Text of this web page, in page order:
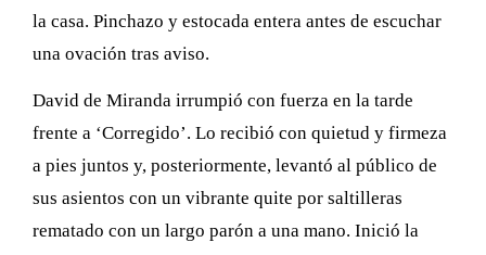
la casa. Pinchazo y estocada entera antes de escuchar
una ovación tras aviso.
David de Miranda irrumpió con fuerza en la tarde
frente a ‘Corregido’. Lo recibió con quietud y firmeza
a pies juntos y, posteriormente, levantó al público de
sus asientos con un vibrante quite por saltilleras
rematado con un largo parón a una mano. Inició la